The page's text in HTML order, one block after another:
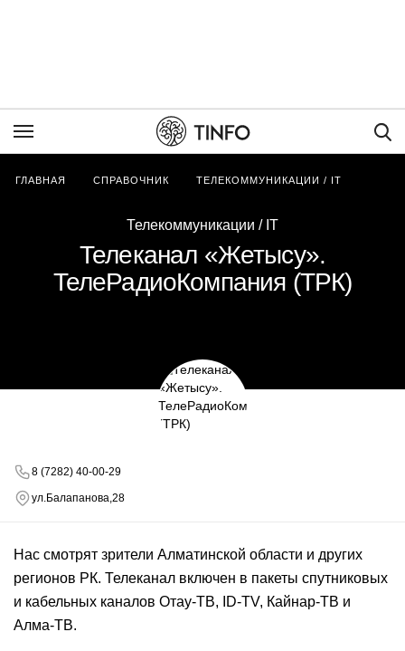
ГЛАВНАЯ СПРАВОЧНИК ТЕЛЕКОММУНИКАЦИИ / IT
Телекоммуникации / IT
Телеканал «Жетысу».
ТелеРадиоКомпания (ТРК)
8 (7282) 40-00-29
ул.Балапанова,28
Нас смотрят зрители Алматинской области и других
регионов РК. Телеканал включен в пакеты спутниковых
и кабельных каналов Отау-ТВ, ID-TV, Кайнар-ТВ и
Алма-ТВ.